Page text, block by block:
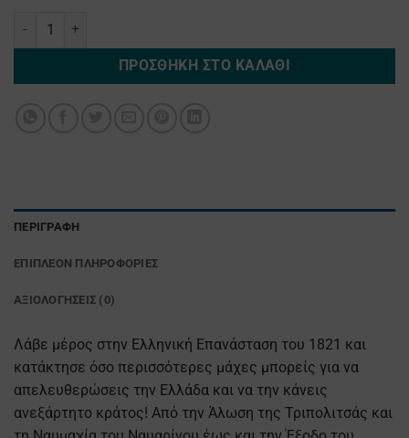
1821 Η ΜΕΓΑΛΗ ΕΠΑΝΑΣΤΑΣΗ ΕΠΙΤΡΑΠΕΖΙΟ ΠΑΙΧΝΙΔΙ ποσότητα
ΠΡΟΣΘΉΚΗ ΣΤΟ ΚΑΛΆΘΙ
ΠΕΡΙΓΡΑΦΉ
ΕΠΙΠΛΈΟΝ ΠΛΗΡΟΦΟΡΊΕΣ
ΑΞΙΟΛΟΓΉΣΕΙΣ (0)
Λάβε μέρος στην Ελληνική Επανάσταση του 1821 και
κατάκτησε όσο περισσότερες μάχες μπορείς για να
απελευθερώσεις την Ελλάδα και να την κάνεις
ανεξάρτητο κράτος! Από την Άλωση της Τριπολιτσάς και